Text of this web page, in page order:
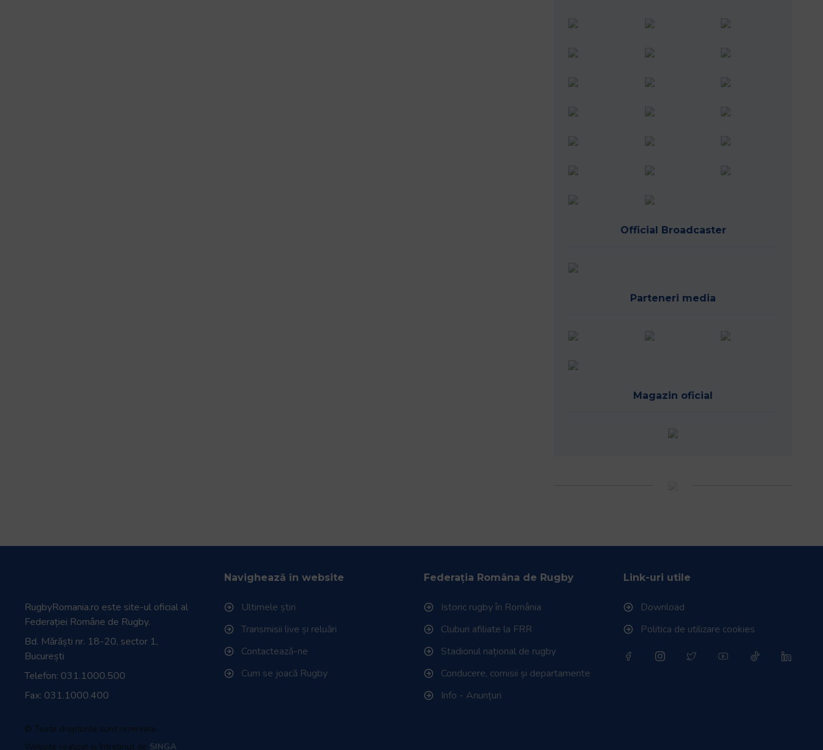
Official Broadcaster
Parteneri media
Magazin oficial
RugbyRomania.ro este site-ul oficial al
Federației Române de Rugby.
Bd. Mărăști nr. 18-20, sector 1,
București
Telefon: 031.1000.500
Fax: 031.1000.400
© Toate drepturile sunt rezervate.
Website realizat și întreținut de SINGA
Navighează în website
Ultimele știri
Transmisii live și reluări
Contactează-ne
Cum se joacă Rugby
Federația Româna de Rugby
Istoric rugby în România
Cluburi afiliate la FRR
Stadionul național de rugby
Conducere, comisii și departamente
Info - Anunțuri
Link-uri utile
Download
Politica de utilizare cookies